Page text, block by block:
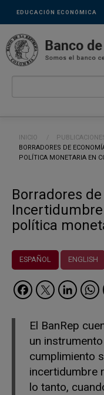
Pasar al contenido
Links
secundarios
EDUCACIÓN ECONÓMICA
Ruta de
INICIO
CURRENT:
BORRADORES DE
POLÍTICA MONETARIA EN
Borradores
política
ESPAÑOL ENGLISH
El BanRep
un
cumplimiento
incertidumbre
lo tanto,